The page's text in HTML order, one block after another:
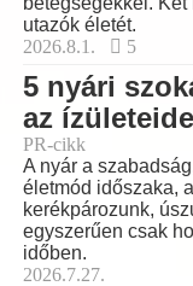
utazók életét.
2026.8.1.
5
5 nyári
az
PR-cikk
A nyár a
életmód időszaka,
kerékpározunk,
egyszerűen csak
időben.
2026.7.27.